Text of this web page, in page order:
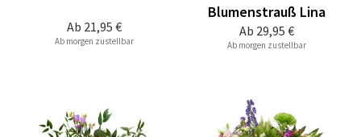
Ab 21,95 €
Ab morgen zustellbar
Ab 29,95 €
Blumenstrauß Lina
Ab morgen zustellbar